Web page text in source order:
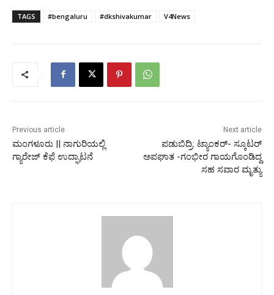
TAGS #bengaluru #dkshivakumar V4News
Previous article
ಮಂಗಳೂರು || ನಾಗುರಿಯಲ್ಲಿ
ಗ್ಯಾರೇಜ್ ಕೆಫೆ ಉದ್ಘಾಟನೆ
Next article
ಪಡುಬಿದ್ರಿ: ಟ್ಯಾಂಕರ್- ಸ್ಕೂಟರ್
ಅಪಘಾತ -ಗಂಭೀರ ಗಾಯಗೊಂಡಿದ್ದ
ಸಹ ಸವಾರ ಮೃತ್ಯು